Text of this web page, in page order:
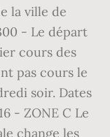
la ville de
- Le départ
cours des
pas cours le
soir. Dates
- ZONE C Le
change les